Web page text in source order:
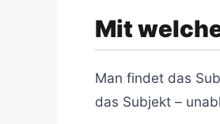
Mit
Man findet das
das Subjekt –